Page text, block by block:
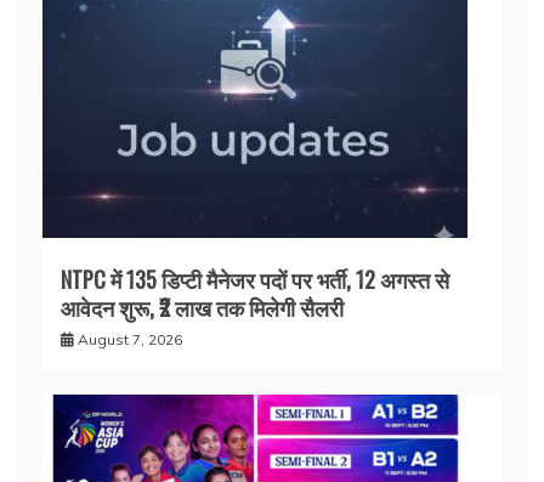
NTPC में 135 डिप्टी मैनेजर पदों पर भर्ती, 12 अगस्त से
आवेदन शुरू, ₹2 लाख तक मिलेगी सैलरी
August 7, 2026